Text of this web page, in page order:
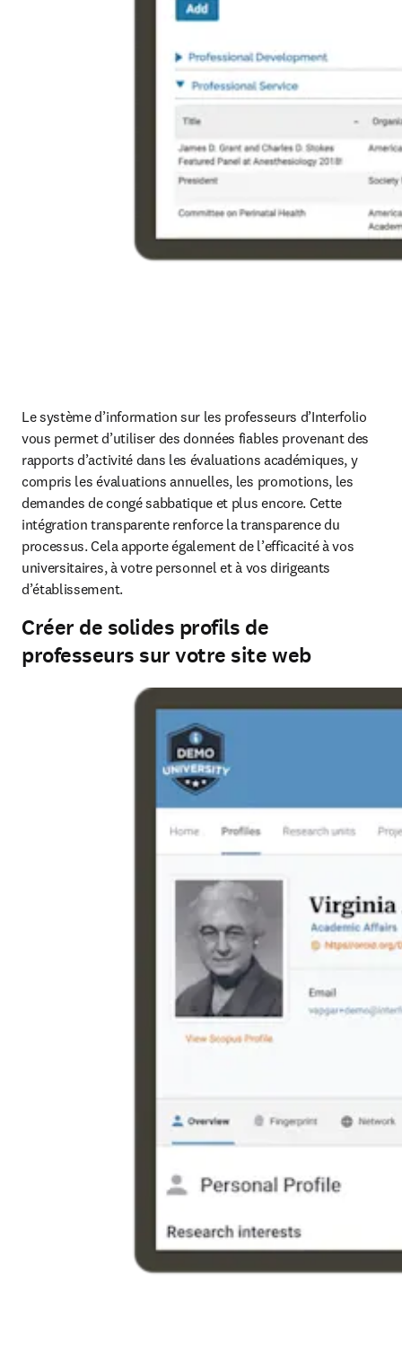
Le système d’information sur les professeurs d’Interfolio
vous permet d’utiliser des données fiables provenant des
rapports d’activité dans les évaluations académiques, y
compris les évaluations annuelles, les promotions, les
demandes de congé sabbatique et plus encore. Cette
intégration transparente renforce la transparence du
processus. Cela apporte également de l’efficacité à vos
universitaires, à votre personnel et à vos dirigeants
d’établissement.
Créer de solides profils de
professeurs sur votre site web